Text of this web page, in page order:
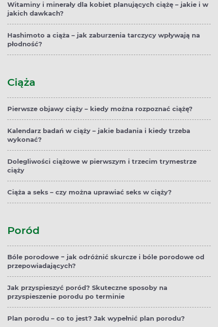
Witaminy i minerały dla kobiet planujących ciążę – jakie i w
jakich dawkach?
Hashimoto a ciąża – jak zaburzenia tarczycy wpływają na
płodność?
Ciąża
Pierwsze objawy ciąży – kiedy można rozpoznać ciążę?
Kalendarz badań w ciąży – jakie badania i kiedy trzeba
wykonać?
Dolegliwości ciążowe w pierwszym i trzecim trymestrze
ciąży
Ciąża a seks – czy można uprawiać seks w ciąży?
Poród
Bóle porodowe − jak odróżnić skurcze i bóle porodowe od
przepowiadających?
Jak przyspieszyć poród? Skuteczne sposoby na
przyspieszenie porodu po terminie
Plan porodu – co to jest? Jak wypełnić plan porodu?